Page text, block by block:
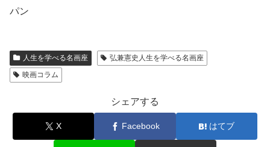
パン
人生を学べる名画座
弘兼憲史人生を学べる名画座
映画コラム
シェアする
X Facebook はてブ